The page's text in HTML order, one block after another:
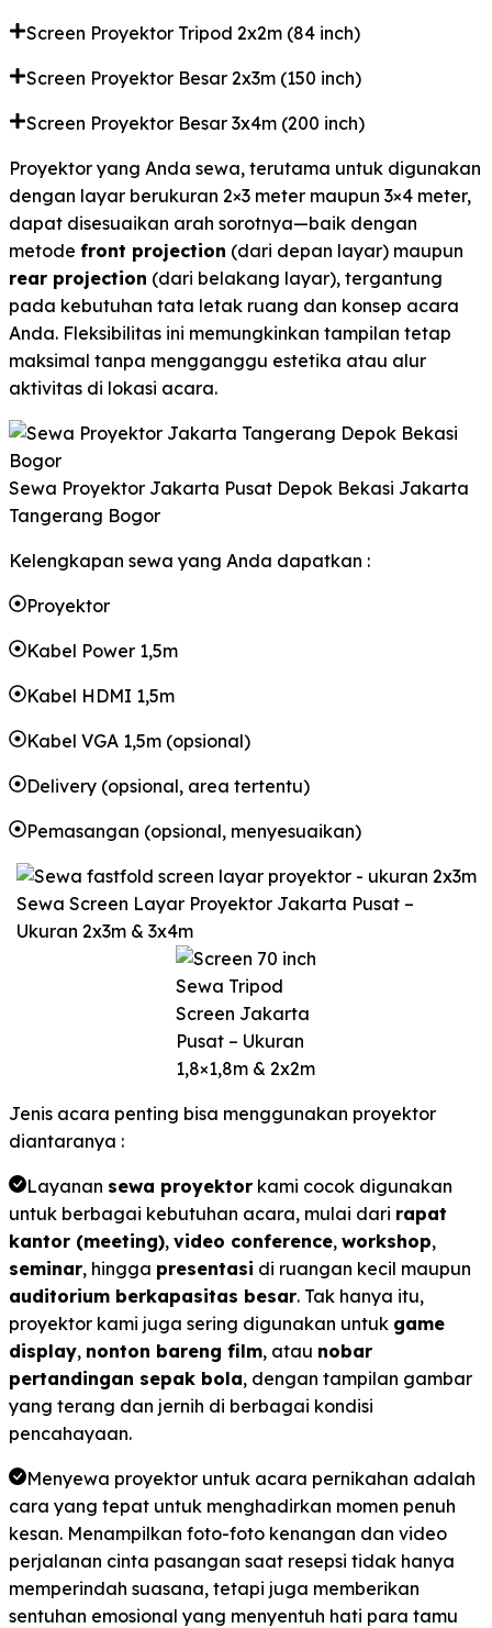
Screen Proyektor Tripod 2x2m (84 inch)
Screen Proyektor Besar 2x3m (150 inch)
Screen Proyektor Besar 3x4m (200 inch)
Proyektor yang Anda sewa, terutama untuk digunakan
dengan layar berukuran 2×3 meter maupun 3×4 meter,
dapat disesuaikan arah sorotnya—baik dengan
metode front projection (dari depan layar) maupun
rear projection (dari belakang layar), tergantung
pada kebutuhan tata letak ruang dan konsep acara
Anda. Fleksibilitas ini memungkinkan tampilan tetap
maksimal tanpa mengganggu estetika atau alur
aktivitas di lokasi acara.
Sewa Proyektor Jakarta Pusat Depok Bekasi Jakarta
Tangerang Bogor
Kelengkapan sewa yang Anda dapatkan :
Proyektor
Kabel Power 1,5m
Kabel HDMI 1,5m
Kabel VGA 1,5m (opsional)
Delivery (opsional, area tertentu)
Pemasangan (opsional, menyesuaikan)
Sewa Screen Layar Proyektor Jakarta Pusat –
Ukuran 2x3m & 3x4m
Sewa Tripod
Screen Jakarta
Pusat – Ukuran
1,8×1,8m & 2x2m
Jenis acara penting bisa menggunakan proyektor
diantaranya :
Layanan sewa proyektor kami cocok digunakan
untuk berbagai kebutuhan acara, mulai dari rapat
kantor (meeting), video conference, workshop,
seminar, hingga presentasi di ruangan kecil maupun
auditorium berkapasitas besar. Tak hanya itu,
proyektor kami juga sering digunakan untuk game
display, nonton bareng film, atau nobar
pertandingan sepak bola, dengan tampilan gambar
yang terang dan jernih di berbagai kondisi
pencahayaan.
Menyewa proyektor untuk acara pernikahan adalah
cara yang tepat untuk menghadirkan momen penuh
kesan. Menampilkan foto-foto kenangan dan video
perjalanan cinta pasangan saat resepsi tidak hanya
memperindah suasana, tetapi juga memberikan
sentuhan emosional yang menyentuh hati para tamu